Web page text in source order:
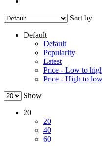
Sort by
Default
Default
Popularity
Latest
Price - Low to
Price - High to low
Show
20
20
40
60